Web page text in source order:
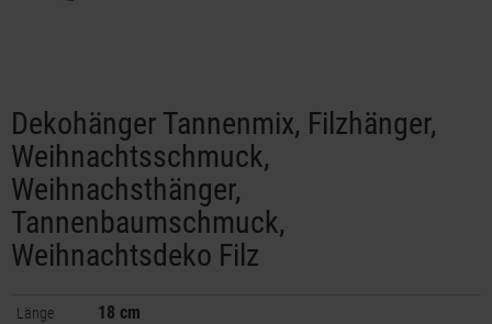
Dekohänger Tannenmix, Filzhänger,
Weihnachtsschmuck,
Weihnachsthänger,
Tannenbaumschmuck,
Weihnachtsdeko Filz
Länge 18 cm